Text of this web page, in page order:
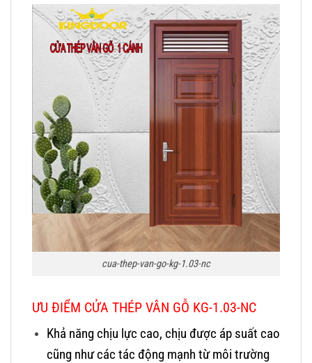
cua-thep-van-go-kg-1.03-nc
ƯU ĐIỂM CỬA THÉP VÂN GỖ KG-1.03-NC
Khả năng chịu lực cao, chịu được áp suất cao
cũng như các tác động mạnh từ môi trường